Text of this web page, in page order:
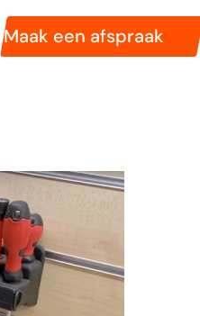
Maak een afspraak